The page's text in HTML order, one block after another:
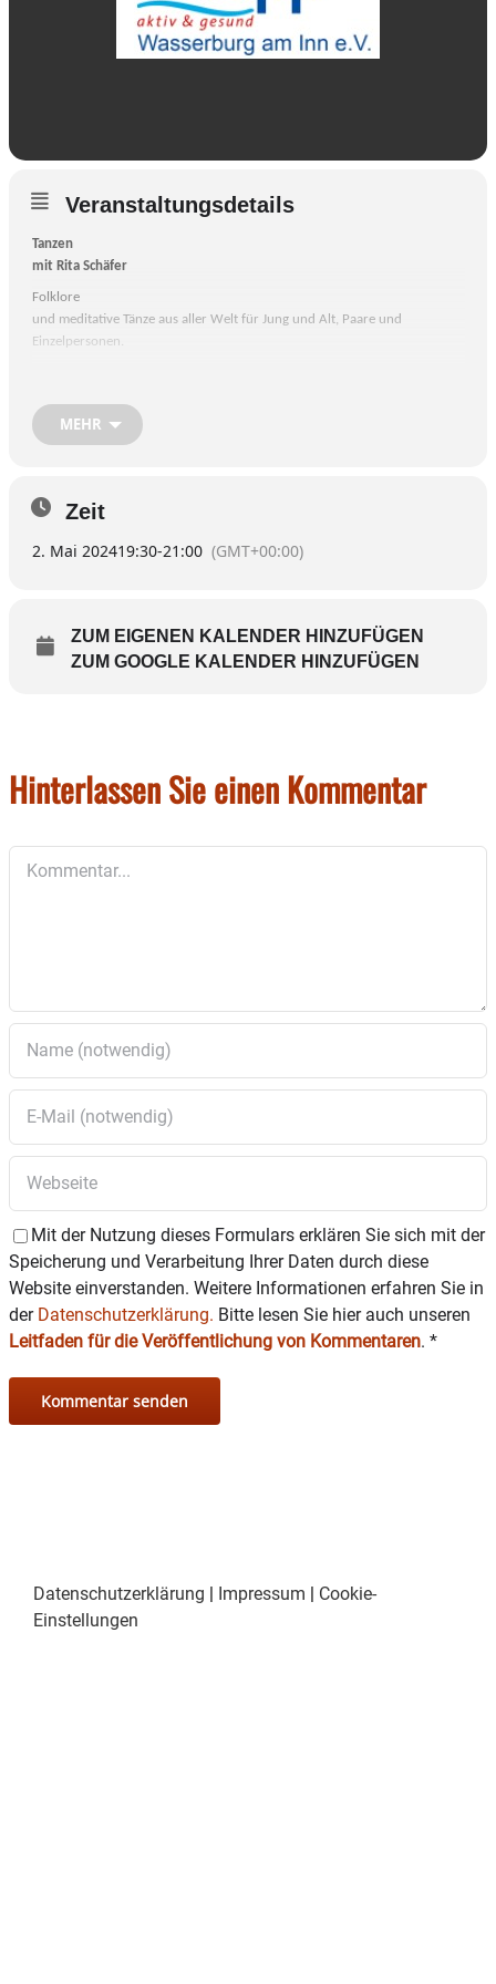
Veranstaltungsdetails
Tanzen
mit Rita Schäfer
Folklore
und meditative Tänze aus aller Welt für Jung und Alt, Paare und
Einzelpersonen.
Keine
Anmeldung erforderlich.
MEHR
Zeit
2. Mai 202419:30-21:00 (GMT+00:00)
ZUM EIGENEN KALENDER HINZUFÜGEN
ZUM GOOGLE KALENDER HINZUFÜGEN
Hinterlassen Sie einen Kommentar
Mit der Nutzung dieses Formulars erklären Sie sich mit der
Speicherung und Verarbeitung Ihrer Daten durch diese
Website einverstanden. Weitere Informationen erfahren Sie in
der Datenschutzerklärung. Bitte lesen Sie hier auch unseren
Leitfaden für die Veröffentlichung von Kommentaren. *
Datenschutzerklärung | Impressum | Cookie-
Einstellungen